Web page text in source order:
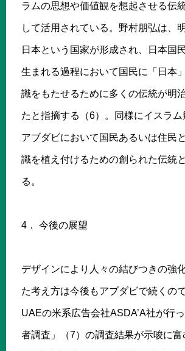
ラムの思想や価値観を想起させる伝
して活用されている。野村朋弘は、
日本という国家が形成され、日本国
生まれる過程において国民に「日本
識をもたせるために多くの伝統が明
たと指摘する（6）。同様にイスラム
アブダビにおいて国民あるいは住民
識を植え付けるための創られた伝統
る。
4． 今後の展望
デザインにより人々の結びつきの強
た考え方は今後もアブダビで続くの
UAEの米系広告会社ASDA’A社が行
者調査」（7）の調査結果が示唆に富